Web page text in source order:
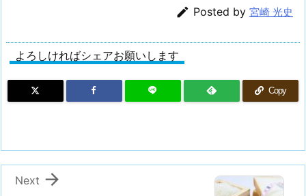
 Posted by 宮崎 光史
よろしければシェアお願いします
Copy

Next